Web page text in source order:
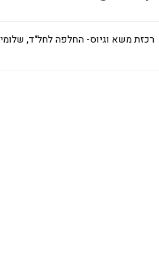
רכזת משא וגיוס- החלפה לחל"ד, שלומי